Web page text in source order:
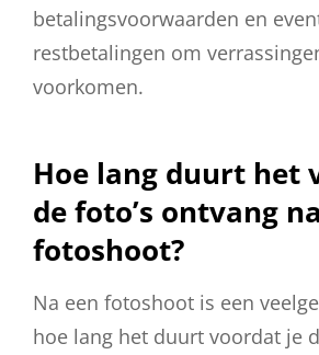
betalingsvoorwaarden en
restbetalingen om
voorkomen.
Hoe lang duurt het
de foto’s ontvang
fotoshoot?
Na een fotoshoot is een
hoe lang het duurt voordat je